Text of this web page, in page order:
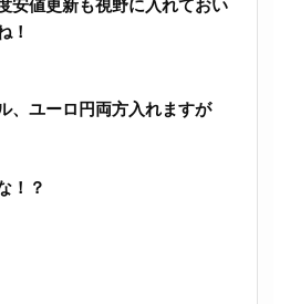
安値更新も視野に入れておい
！
、ユーロ円両方入れますが
！？